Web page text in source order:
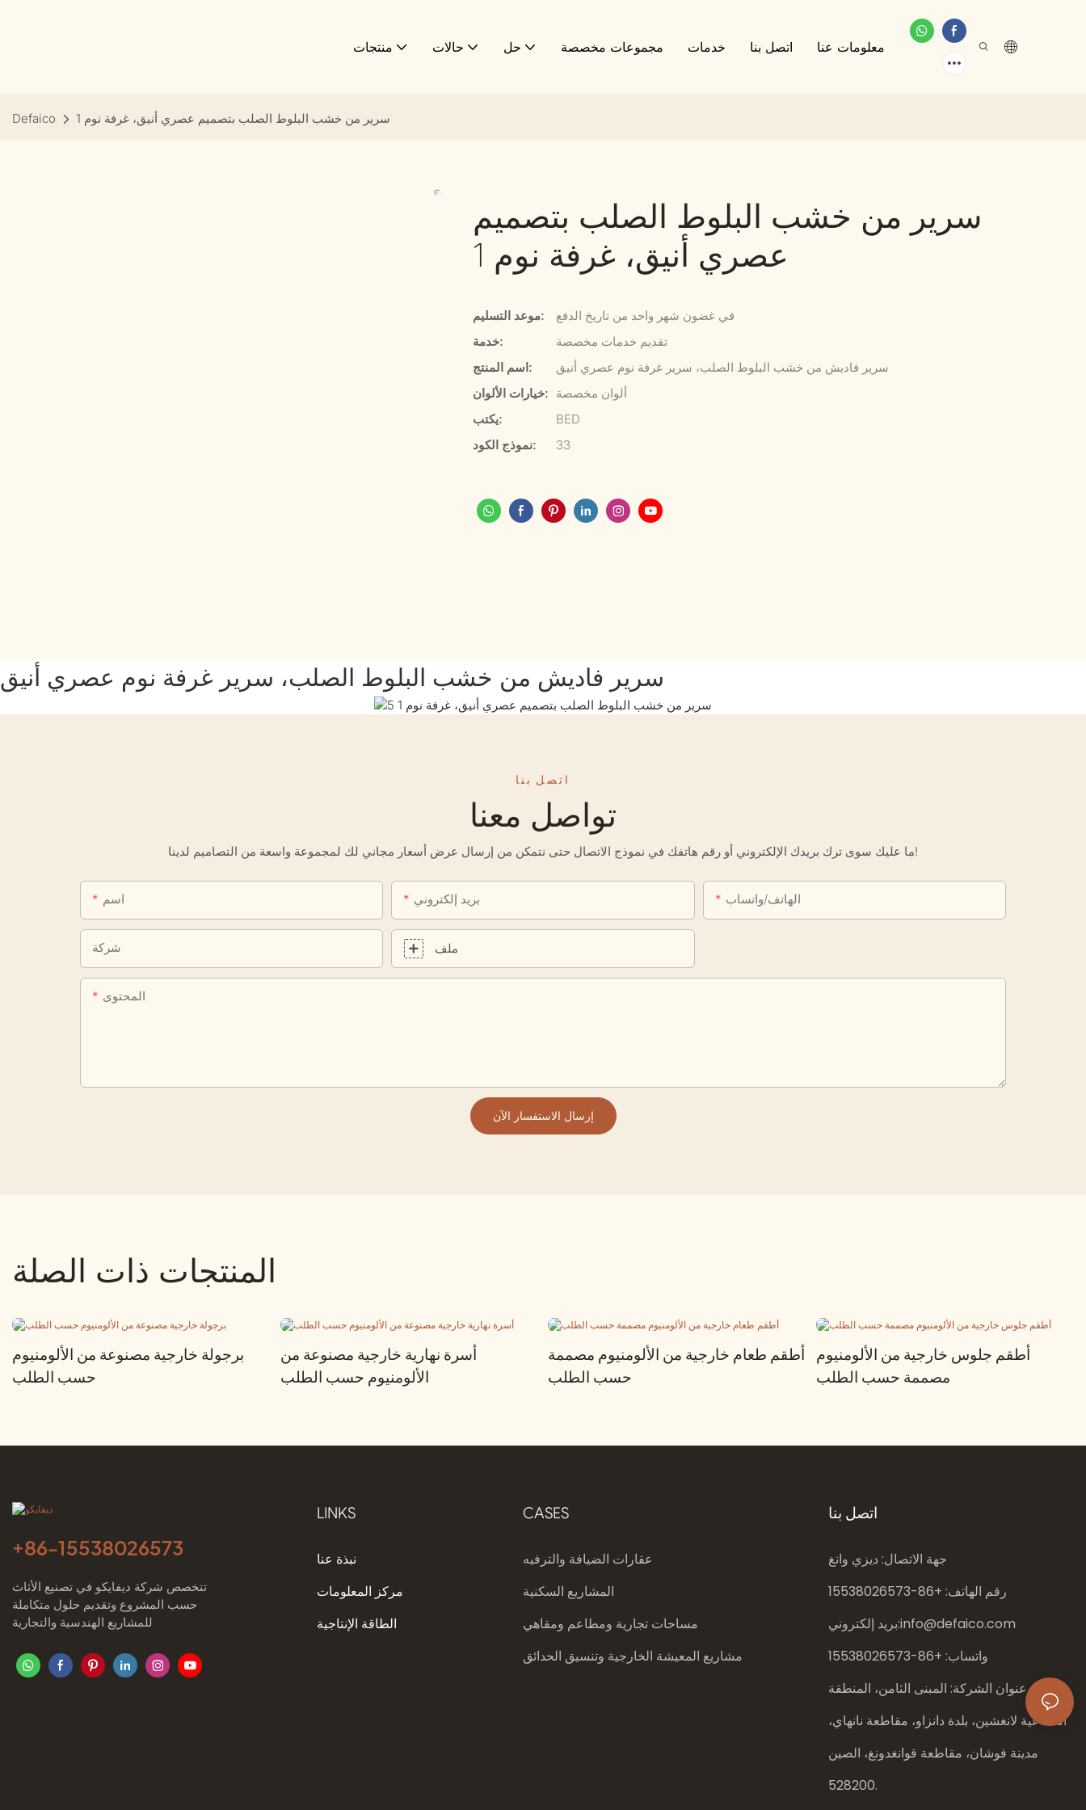
منتجات حالات حل مجموعات مخصصة خدمات اتصل بنا معلومات عنا
Defaico سرير من خشب البلوط الصلب بتصميم عصري أنيق، غرفة نوم 1
سرير من خشب البلوط الصلب بتصميم
عصري أنيق، غرفة نوم 1
موعد التسليم:
في غضون شهر واحد من تاريخ الدفع
خدمة:
تقديم خدمات مخصصة
اسم المنتج:
سرير فاديش من خشب البلوط الصلب، سرير غرفة نوم عصري أنيق
خيارات الألوان: ألوان مخصصة
يكتب:
BED
نموذج الكود:
33
سرير فاديش من خشب البلوط الصلب، سرير غرفة نوم عصري أنيق
اتصل بنا
تواصل معنا
ما عليك سوى ترك بريدك الإلكتروني أو رقم هاتفك في نموذج الاتصال حتى نتمكن من إرسال عرض أسعار مجاني لك لمجموعة واسعة من التصاميم لدينا!
اسم بريد إلكتروني الهاتف/واتساب
شركة ملف
المحتوى
إرسال الاستفسار الآن
المنتجات ذات الصلة
برجولة خارجية مصنوعة من الألومنيوم
حسب الطلب
أسرة نهارية خارجية مصنوعة من
الألومنيوم حسب الطلب
أطقم طعام خارجية من الألومنيوم مصممة
حسب الطلب
أطقم جلوس خارجية من الألومنيوم
مصممة حسب الطلب
+86-15538026573
تتخصص شركة ديفايكو في تصنيع الأثاث
حسب المشروع وتقديم حلول متكاملة
للمشاريع الهندسية والتجارية
LINKS
نبذة عنا
مركز المعلومات
الطاقة الإنتاجية
CASES
عقارات الضيافة والترفيه
المشاريع السكنية
مساحات تجارية ومطاعم ومقاهي
مشاريع المعيشة الخارجية وتنسيق الحدائق
اتصل بنا
جهة الاتصال: ديزي وانغ
رقم الهاتف: +86-
15538026573
بريد إلكتروني:info@defaico.com
واتساب: +86-
15538026573
عنوان الشركة: المبنى الثامن، المنطقة
الصناعية لانغشين، بلدة دانزاو، مقاطعة نانهاي،
مدينة فوشان، مقاطعة قوانغدونغ، الصين
528200.